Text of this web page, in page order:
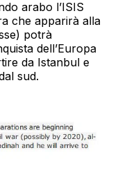
arabo l’ISIS
che apparirà alla
potrà
dell’Europa
da Istanbul e
sud.